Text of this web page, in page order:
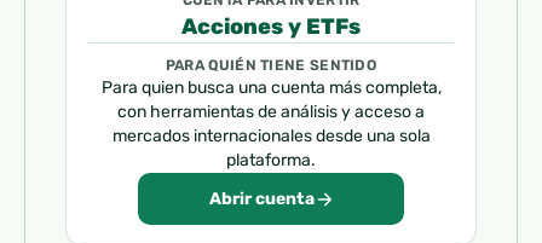
Acciones y ETFs
PARA QUIÉN TIENE SENTIDO
Para quien busca una cuenta más completa,
con herramientas de análisis y acceso a
mercados internacionales desde una sola
plataforma.
Abrir cuenta